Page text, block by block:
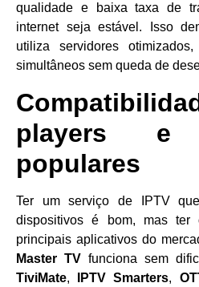
qualidade e baixa taxa de
internet seja estável. Isso
utiliza servidores
simultâneos sem queda de
players e
populares
Ter um serviço de IPTV
dispositivos é bom, mas ter
principais aplicativos do
Master TV funciona sem
TiviMate, IPTV Smarters,